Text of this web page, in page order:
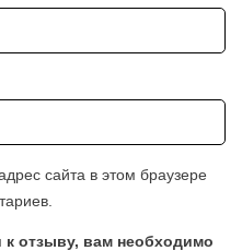
сайта в этом браузере
отзыву, вам необходимо